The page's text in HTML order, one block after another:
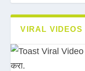
VIRAL VIDEOS